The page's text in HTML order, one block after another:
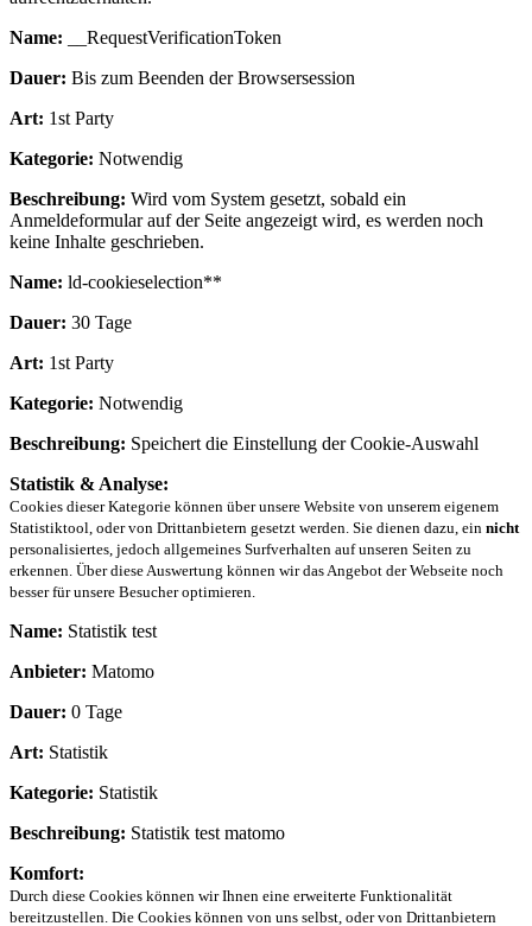
Name: __RequestVerificationToken
Dauer: Bis zum Beenden der Browsersession
Art: 1st Party
Kategorie: Notwendig
Beschreibung: Wird vom System gesetzt, sobald ein
Anmeldeformular auf der Seite angezeigt wird, es werden noch
keine Inhalte geschrieben.
Name: ld-cookieselection**
Dauer: 30 Tage
Art: 1st Party
Kategorie: Notwendig
Beschreibung: Speichert die Einstellung der Cookie-Auswahl
Statistik & Analyse:
Cookies dieser Kategorie können über unsere Website von unserem eigenem
Statistiktool, oder von Drittanbietern gesetzt werden. Sie dienen dazu, ein nicht
personalisiertes, jedoch allgemeines Surfverhalten auf unseren Seiten zu
erkennen. Über diese Auswertung können wir das Angebot der Webseite noch
besser für unsere Besucher optimieren.
Name: Statistik test
Anbieter: Matomo
Dauer: 0 Tage
Art: Statistik
Kategorie: Statistik
Beschreibung: Statistik test matomo
Komfort:
Durch diese Cookies können wir Ihnen eine erweiterte Funktionalität
bereitzustellen. Die Cookies können von uns selbst, oder von Drittanbietern